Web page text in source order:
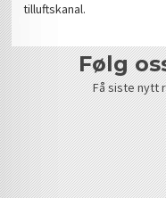
tilluftskanal.
følg
Få siste nytt